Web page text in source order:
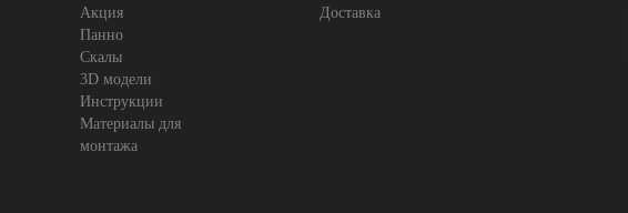
Акция
Панно
Скалы
3D модели
Инструкции
Материалы для
монтажа
Доставка